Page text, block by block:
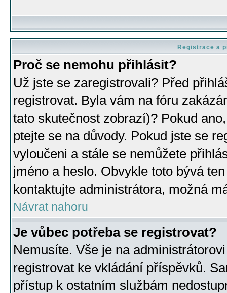
Registrace a
Proč se nemohu přihlásit?
Už jste se zaregistrovali? Před
registrovat. Byla vám na fóru
tato skutečnost zobrazí)? Pokud
ptejte se na důvody. Pokud jste se
vyloučeni a stále se nemůžete
jméno a heslo. Obvykle toto bývá
kontaktujte administrátora, možná
Návrat nahoru
Je vůbec potřeba se registrovat?
Nemusíte. Vše je na
registrovat ke vkládání příspěvků.
přístup k ostatním službám